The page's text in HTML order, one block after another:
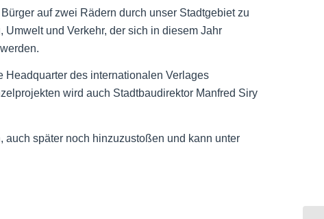
auf zwei Rädern durch unser Stadtgebiet zu
und Verkehr, der sich in diesem Jahr
Headquarter des internationalen Verlages
wird auch Stadtbaudirektor Manfred Siry
auch später noch hinzuzustoßen und kann unter